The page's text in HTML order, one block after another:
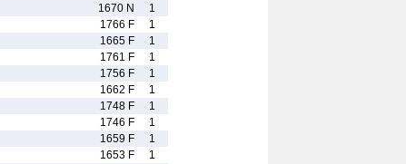
1670 N
1
1766 F
1
1665 F
1
1761 F
1
1756 F
1
1662 F
1
1748 F
1
1746 F
1
1659 F
1
1653 F
1